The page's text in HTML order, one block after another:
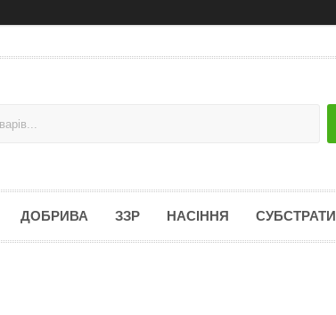
ДОБРИВА ЗЗР НАСІННЯ СУБСТРАТИ